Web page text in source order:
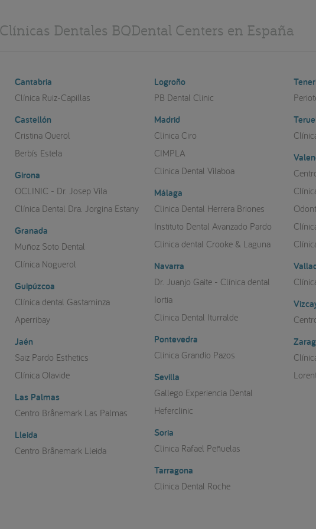
Clínicas Dentales BQDental Centers en España
Cantabria
Clínica Ruiz-Capillas
Castellón
Cristina Querol
Berbís Estela
Girona
OCLINIC - Dr. Josep Vila
Clínica Dental Dra. Jorgina Estany
Granada
Muñoz Soto Dental
Clínica Noguerol
Guipúzcoa
Clínica dental Gastaminza
Aperribay
Jaén
Saiz Pardo Esthetics
Clínica Olavide
Las Palmas
Centro Brånemark Las Palmas
Lleida
Centro Brånemark Lleida
Logroño
PB Dental Clinic
Madrid
Clínica Ciro
CIMPLA
Clínica Dental Vilaboa
Málaga
Clínica Dental Herrera Briones
Instituto Dental Avanzado Pardo
Clínica dental Crooke & Laguna
Navarra
Dr. Juanjo Gaite - Clínica dental
Iortia
Clínica Dental Iturralde
Pontevedra
Clínica Grandío Pazos
Sevilla
Gallego Experiencia Dental
Heferclinic
Soria
Clínica Rafael Peñuelas
Tarragona
Clínica Dental Roche